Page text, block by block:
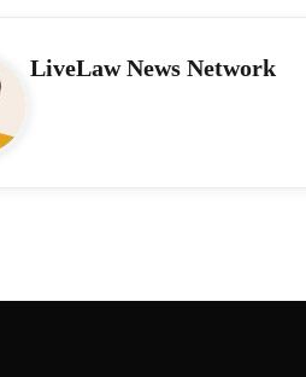
LiveLaw News Network